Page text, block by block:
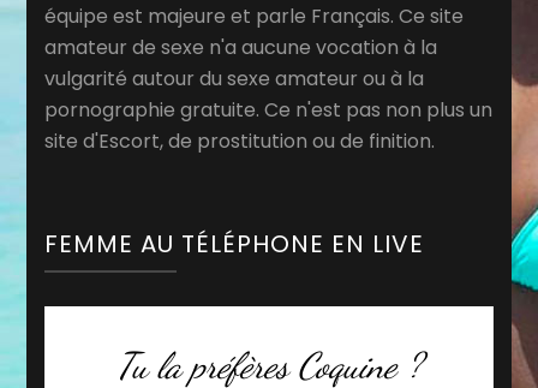
équipe est majeure et parle Français. Ce site
amateur de sexe n'a aucune vocation à la
vulgarité autour du sexe amateur ou à la
pornographie gratuite. Ce n'est pas non plus un
site d'Escort, de prostitution ou de finition.
FEMME AU TÉLÉPHONE EN LIVE
Tu la préfères Coquine ?